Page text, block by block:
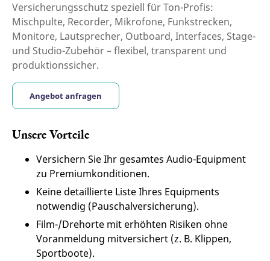
Versicherungsschutz speziell für Ton-Profis:
Mischpulte, Recorder, Mikrofone, Funkstrecken,
Monitore, Lautsprecher, Outboard, Interfaces, Stage-
und Studio-Zubehör – flexibel, transparent und
produktionssicher.
Angebot anfragen
Unsere Vorteile
Versichern Sie Ihr gesamtes Audio-Equipment
zu Premiumkonditionen.
Keine detaillierte Liste Ihres Equipments
notwendig (Pauschalversicherung).
Film-/Drehorte mit erhöhten Risiken ohne
Voranmeldung mitversichert (z. B. Klippen,
Sportboote).